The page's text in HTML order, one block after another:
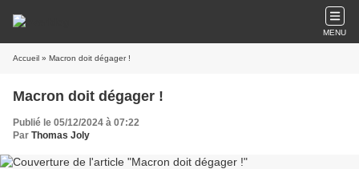
MENU
Accueil » Macron doit dégager !
Macron doit dégager !
Publié le 05/12/2024 à 07:22
Par Thomas Joly